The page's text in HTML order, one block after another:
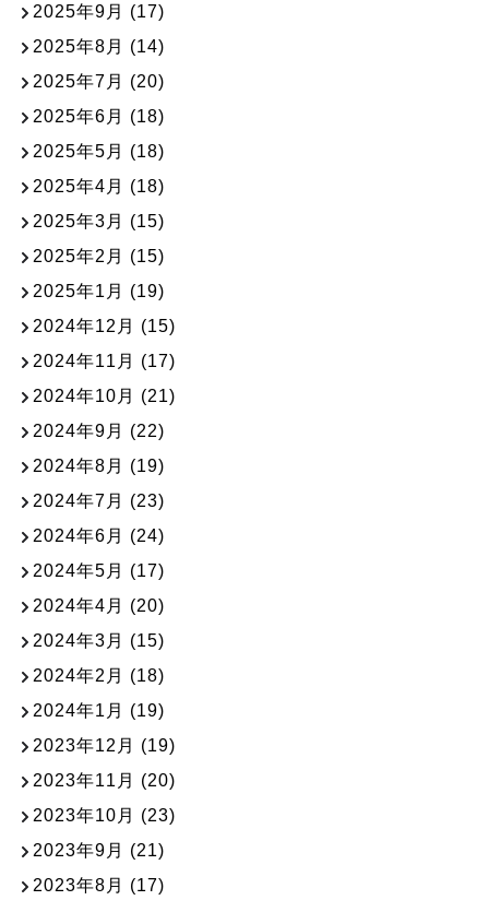
2025年9月 (17)
2025年8月 (14)
2025年7月 (20)
2025年6月 (18)
2025年5月 (18)
2025年4月 (18)
2025年3月 (15)
2025年2月 (15)
2025年1月 (19)
2024年12月 (15)
2024年11月 (17)
2024年10月 (21)
2024年9月 (22)
2024年8月 (19)
2024年7月 (23)
2024年6月 (24)
2024年5月 (17)
2024年4月 (20)
2024年3月 (15)
2024年2月 (18)
2024年1月 (19)
2023年12月 (19)
2023年11月 (20)
2023年10月 (23)
2023年9月 (21)
2023年8月 (17)